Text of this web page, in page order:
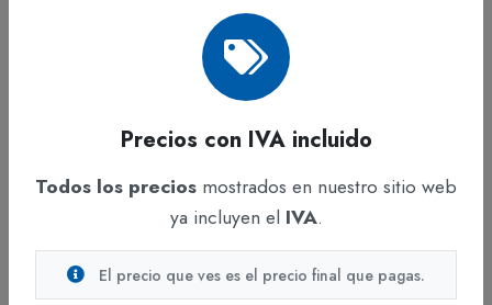
Jabón y Gel
Jabon Palmolive x 110g
Jabón Líquido Multiusos
Precios con IVA incluido
Todos los precios mostrados en nuestro sitio web
ya incluyen el IVA.
El precio que ves es el precio final que pagas.